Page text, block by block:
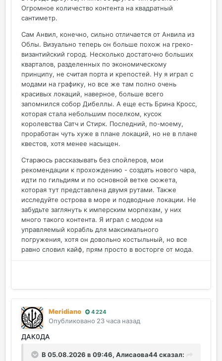
Огромное количество контента на квадратный
сантиметр.
Сам Анвил, конечно, сильно отличается от Анвила из
Облы. Визуально теперь он больше похож на греко-
византийский город. Несколько достаточно больших
кварталов, разделенных по экономическому
принципу, не считая порта и крепостей. Ну я играл с
модами на графику, но все же там полно очень
красивых локаций, наверное, больше всего
запомнился собор Дибеллы. А еще есть Брина Кросс,
которая стала небольшим поселком, кусок
королевства Сатч и Стирк. Последний, по-моему,
проработан чуть хуже в плане локаций, но не в плане
квестов, хотя менее насыщен.
Стараюсь рассказывать без спойлеров, мои
рекомендации к прохождению - создать нового чара,
идти по гильдиям и по основной ветке сюжета,
которая тут представлена двумя рутами. Также
исследуйте острова в море и подводные локации. Не
забудьте заглянуть к имперским морпехам, у них
много такого контента. Я играл с модом на
управляемый корабль для максимального
погружения, хотя он довольно костыльный, но все
равно словил кайф, прям просто в восторге от мода.
Meridiano 4 224
Опубликовано 23 часа назад
ДАК0ДА
В 05.08.2026 в 09:46, Алисаова44сказал: